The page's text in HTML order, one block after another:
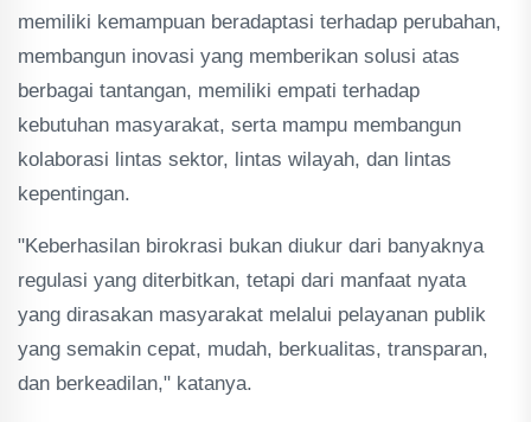
memiliki kemampuan beradaptasi terhadap perubahan,
membangun inovasi yang memberikan solusi atas
berbagai tantangan, memiliki empati terhadap
kebutuhan masyarakat, serta mampu membangun
kolaborasi lintas sektor, lintas wilayah, dan lintas
kepentingan.
"Keberhasilan birokrasi bukan diukur dari banyaknya
regulasi yang diterbitkan, tetapi dari manfaat nyata
yang dirasakan masyarakat melalui pelayanan publik
yang semakin cepat, mudah, berkualitas, transparan,
dan berkeadilan," katanya.